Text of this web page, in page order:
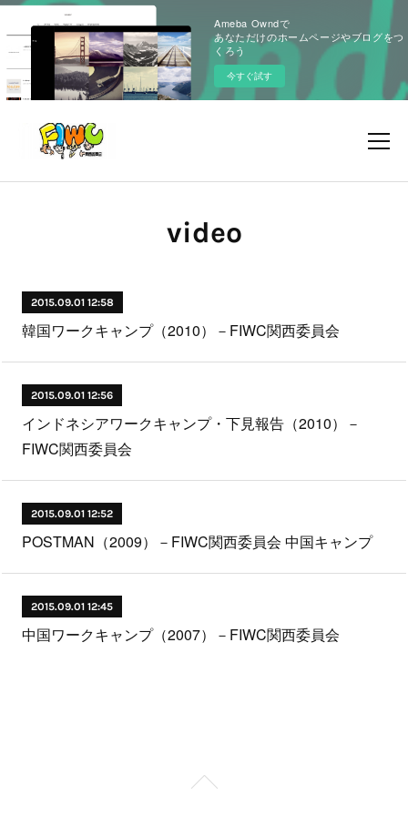
Ameba Owndで
あなただけのホームページやブログをつ
くろう
今すぐ試す
video
2015.09.01 12:58
韓国ワークキャンプ（2010）－FIWC関西委員会
2015.09.01 12:56
インドネシアワークキャンプ・下見報告（2010）－
FIWC関西委員会
2015.09.01 12:52
POSTMAN（2009）－FIWC関西委員会 中国キャンプ
2015.09.01 12:45
中国ワークキャンプ（2007）－FIWC関西委員会